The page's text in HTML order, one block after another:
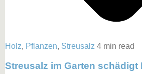
Holz, Pflanzen, Streusalz 4 min read
Streusalz im Garten schädigt